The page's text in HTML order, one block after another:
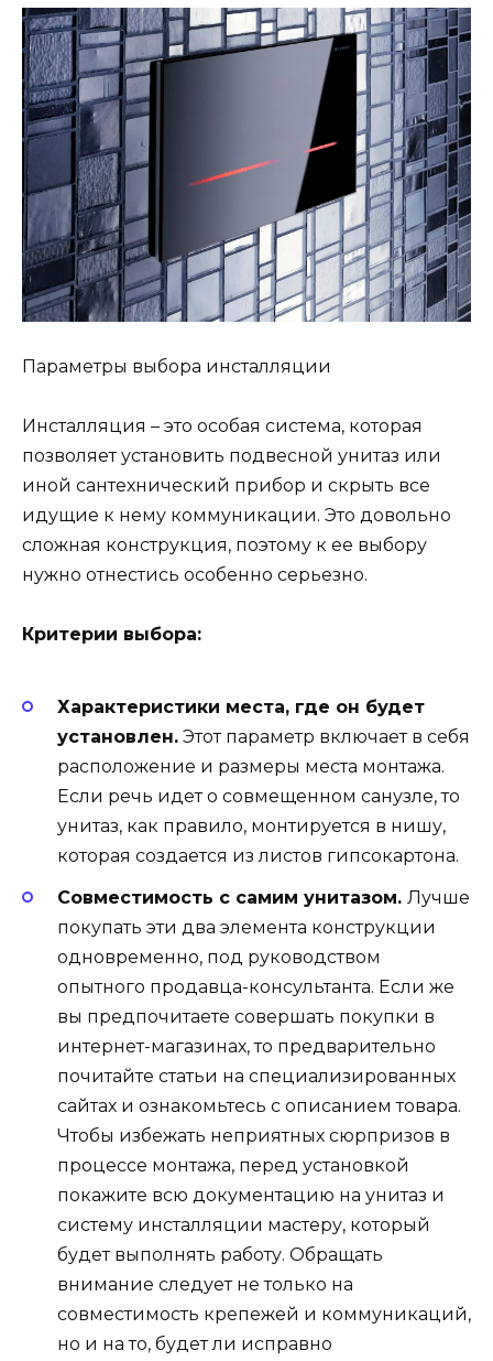
Параметры выбора инсталляции
Инсталляция – это особая система, которая
позволяет установить подвесной унитаз или
иной сантехнический прибор и скрыть все
идущие к нему коммуникации. Это довольно
сложная конструкция, поэтому к ее выбору
нужно отнестись особенно серьезно.
Критерии выбора:
Характеристики места, где он будет
установлен. Этот параметр включает в себя
расположение и размеры места монтажа.
Если речь идет о совмещенном санузле, то
унитаз, как правило, монтируется в нишу,
которая создается из листов гипсокартона.
Совместимость с самим унитазом. Лучше
покупать эти два элемента конструкции
одновременно, под руководством
опытного продавца-консультанта. Если же
вы предпочитаете совершать покупки в
интернет-магазинах, то предварительно
почитайте статьи на специализированных
сайтах и ознакомьтесь с описанием товара.
Чтобы избежать неприятных сюрпризов в
процессе монтажа, перед установкой
покажите всю документацию на унитаз и
систему инсталляции мастеру, который
будет выполнять работу. Обращать
внимание следует не только на
совместимость крепежей и коммуникаций,
но и на то, будет ли исправно